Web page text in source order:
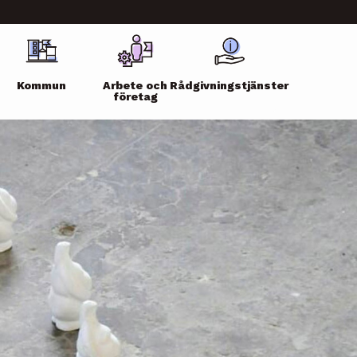
Kommun
Arbete och
företag
Rådgivningstjänster